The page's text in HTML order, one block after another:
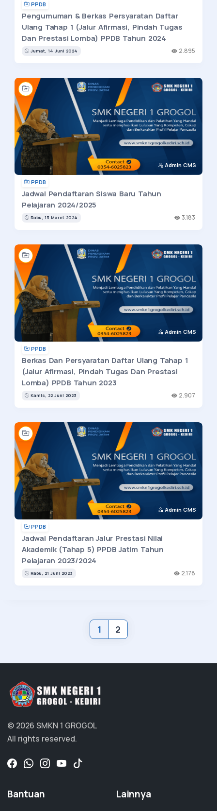
PPDB
Pengumuman & Berkas Persyaratan Daftar
Ulang Tahap 1 (Jalur Afirmasi, Pindah Tugas
Dan Prestasi Lomba) PPDB Tahun 2024
Jumat, 14 Juni 2024 2.895
Admin CMS
PPDB
Jadwal Pendaftaran Siswa Baru Tahun
Pelajaran 2024/2025
Rabu, 13 Maret 2024 3.183
Admin CMS
PPDB
Berkas Dan Persyaratan Daftar Ulang Tahap 1
(Jalur Afirmasi, Pindah Tugas Dan Prestasi
Lomba) PPDB Tahun 2023
Kamis, 22 Juni 2023 2.907
Admin CMS
PPDB
Jadwal Pendaftaran Jalur Prestasi Nilai
Akademik (Tahap 5) PPDB Jatim Tahun
Pelajaran 2023/2024
Rabu, 21 Juni 2023 2.178
1 2
© 2026 SMKN 1 GROGOL
All rights reserved.
Bantuan Lainnya